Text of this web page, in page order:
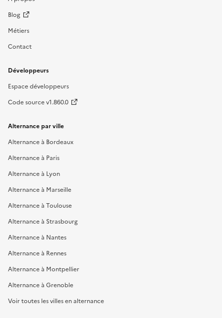
Blog
Métiers
Contact
Développeurs
Espace développeurs
Code source v1.860.0
Alternance par ville
Alternance à Bordeaux
Alternance à Paris
Alternance à Lyon
Alternance à Marseille
Alternance à Toulouse
Alternance à Strasbourg
Alternance à Nantes
Alternance à Rennes
Alternance à Montpellier
Alternance à Grenoble
Voir toutes les villes en alternance